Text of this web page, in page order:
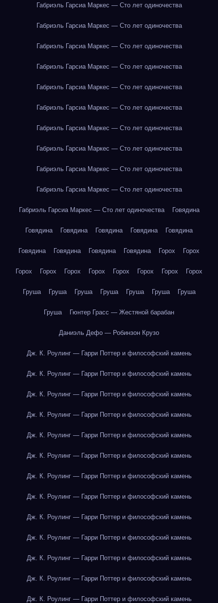
Габриэль Гарсиа Маркес — Сто лет одиночества
Габриэль Гарсиа Маркес — Сто лет одиночества
Габриэль Гарсиа Маркес — Сто лет одиночества
Габриэль Гарсиа Маркес — Сто лет одиночества
Габриэль Гарсиа Маркес — Сто лет одиночества
Габриэль Гарсиа Маркес — Сто лет одиночества
Габриэль Гарсиа Маркес — Сто лет одиночества
Габриэль Гарсиа Маркес — Сто лет одиночества
Габриэль Гарсиа Маркес — Сто лет одиночества
Габриэль Гарсиа Маркес — Сто лет одиночества
Габриэль Гарсиа Маркес — Сто лет одиночества Говядина
Говядина Говядина Говядина Говядина Говядина
Говядина Говядина Говядина Говядина Горох Горох
Горох Горох Горох Горох Горох Горох Горох Горох
Груша Груша Груша Груша Груша Груша Груша
Груша Гюнтер Грасс — Жестяной барабан
Даниэль Дефо — Робинзон Крузо
Дж. К. Роулинг — Гарри Поттер и философский камень
Дж. К. Роулинг — Гарри Поттер и философский камень
Дж. К. Роулинг — Гарри Поттер и философский камень
Дж. К. Роулинг — Гарри Поттер и философский камень
Дж. К. Роулинг — Гарри Поттер и философский камень
Дж. К. Роулинг — Гарри Поттер и философский камень
Дж. К. Роулинг — Гарри Поттер и философский камень
Дж. К. Роулинг — Гарри Поттер и философский камень
Дж. К. Роулинг — Гарри Поттер и философский камень
Дж. К. Роулинг — Гарри Поттер и философский камень
Дж. К. Роулинг — Гарри Поттер и философский камень
Дж. К. Роулинг — Гарри Поттер и философский камень
Дж. К. Роулинг — Гарри Поттер и философский камень